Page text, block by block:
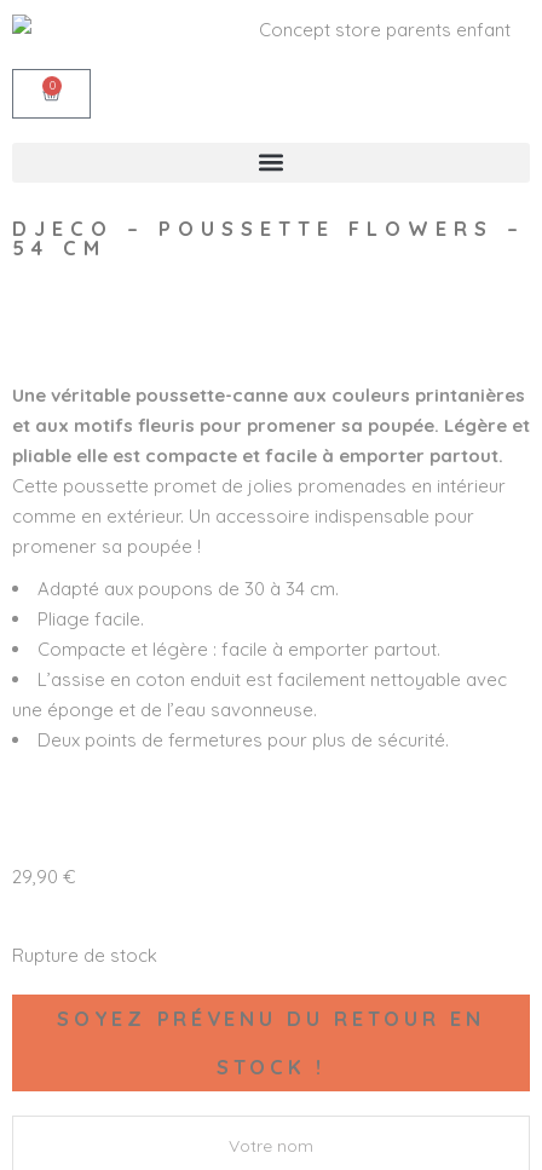
0
DJECO – POUSSETTE FLOWERS –
54 CM
Une véritable poussette-canne aux couleurs printanières
et aux motifs fleuris pour promener sa poupée. Légère et
pliable elle est compacte et facile à emporter partout.
Cette poussette promet de jolies promenades en intérieur
comme en extérieur. Un accessoire indispensable pour
promener sa poupée !
Adapté aux poupons de 30 à 34 cm.
Pliage facile.
Compacte et légère : facile à emporter partout.
L’assise en coton enduit est facilement nettoyable avec
une éponge et de l’eau savonneuse.
Deux points de fermetures pour plus de sécurité.
29,90 €
Rupture de stock
SOYEZ PRÉVENU DU RETOUR EN
STOCK !